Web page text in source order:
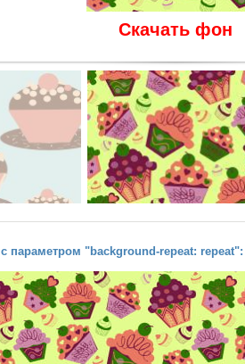
Скачать фон
параметром "background-repeat: repeat":